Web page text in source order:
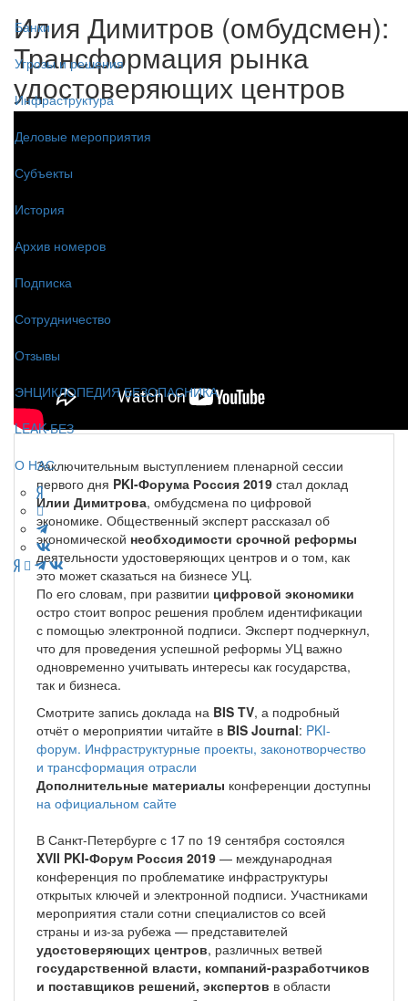
Банки
Угрозы и решения
Инфраструктура
Деловые мероприятия
Субъекты
История
Архив номеров
Подписка
Сотрудничество
Отзывы
ЭНЦИКЛОПЕДИЯ БЕЗОПАСНИКА
LEAK-БЕЗ
О НАС
Илия Димитров (омбудсмен):
Трансформация рынка
удостоверяющих центров
Заключительным выступлением пленарной сессии
первого дня PKI-Форума Россия 2019 стал доклад
Илии Димитрова, омбудсмена по цифровой
экономике. Общественный эксперт рассказал об
экономической необходимости срочной реформы
деятельности удостоверяющих центров и о том, как
это может сказаться на бизнесе УЦ.
По его словам, при развитии цифровой экономики
остро стоит вопрос решения проблем идентификации
с помощью электронной подписи. Эксперт подчеркнул,
что для проведения успешной реформы УЦ важно
одновременно учитывать интересы как государства,
так и бизнеса.
Смотрите запись доклада на BIS TV, а подробный
отчёт о мероприятии читайте в BIS Journal: PKI-
форум. Инфраструктурные проекты, законотворчество
и трансформация отрасли
Дополнительные материалы конференции доступны
на официальном сайте
В Санкт-Петербурге с 17 по 19 сентября состоялся
XVII PKI-Форум Россия 2019 — международная
конференция по проблематике инфраструктуры
открытых ключей и электронной подписи. Участниками
мероприятия стали сотни специалистов со всей
страны и из-за рубежа — представителей
удостоверяющих центров, различных ветвей
государственной власти, компаний-разработчиков
и поставщиков решений, экспертов в области